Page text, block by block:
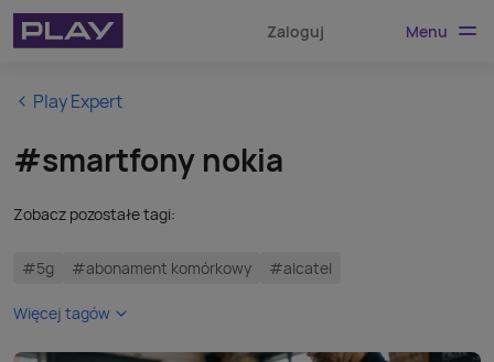
Zaloguj Menu
Play Expert
#smartfony nokia
Zobacz pozostałe tagi:
#5g #abonament komórkowy #alcatel
Więcej tagów